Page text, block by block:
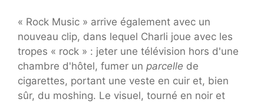
« Rock Music » arrive également avec un
nouveau clip, dans lequel Charli joue avec les
tropes « rock » : jeter une télévision hors d'une
chambre d'hôtel, fumer un parcelle de
cigarettes, portant une veste en cuir et, bien
sûr, du moshing. Le visuel, tourné en noir et